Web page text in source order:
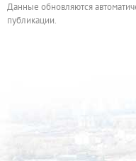
Данные обновляются
публикации.